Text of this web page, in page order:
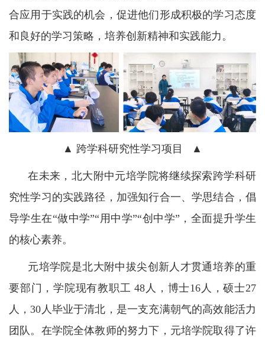
合应用于实践的机会，促进他们形成积极的学习态度
和良好的学习策略，培养创新精神和实践能力。
▲ 跨学科研究性学习项目 ▲
在未来，北大附中元培学院将继续探索跨学科研
究性学习的实践路径，加强知行合一、学思结合，倡
导学生在“做中学”“用中学”“创中学”，全面提升学生
的核心素养。
元培学院是北大附中拔尖创新人才贯通培养的重
要部门，学院现有教职工 48人，博士16人，硕士27
人，30人毕业于清北，是一支充满朝气的高效能活力
团队。在学院全体教师的努力下，元培学院取得了许